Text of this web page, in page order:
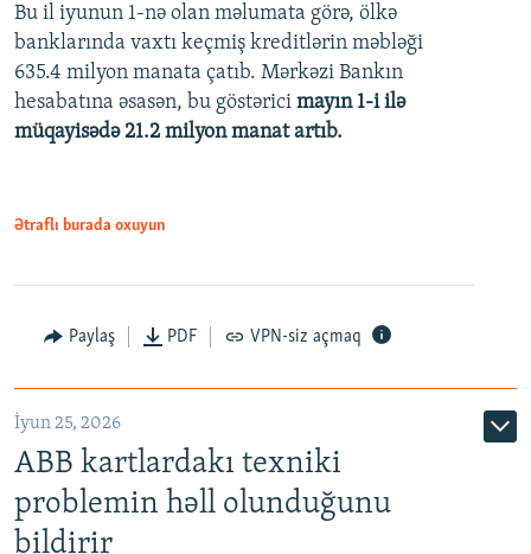
Auto 240p 360p 480p
720p 1080p
360p
480p
720p
Bu il iyunun 1-nə olan məlumata görə, ölkə
banklarında vaxtı keçmiş kreditlərin məbləği
635.4 milyon manata çatıb. Mərkəzi Bankın
hesabatına əsasən, bu göstərici mayın 1-i ilə
müqayisədə 21.2 milyon manat artıb.
Ətraflı burada oxuyun
Paylaş PDF VPN-siz açmaq
İyun 25, 2026
ABB kartlardakı texniki
problemin həll olunduğunu
bildirir